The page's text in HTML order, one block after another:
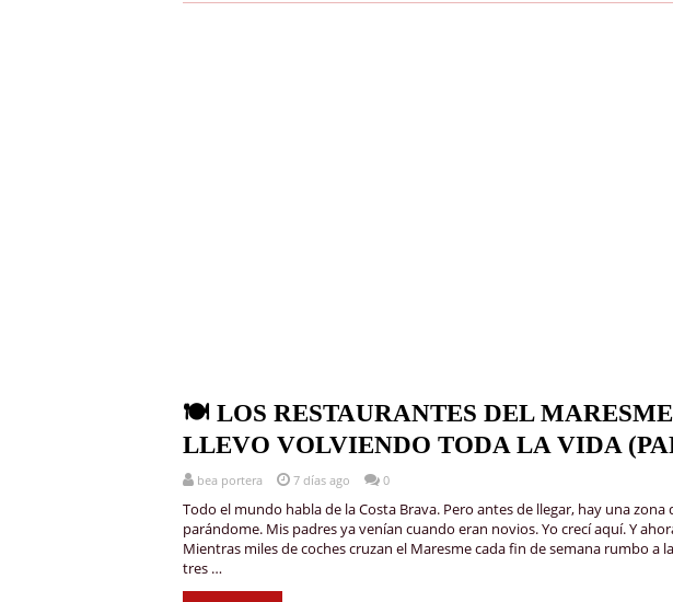
🍽️ LOS RESTAURANTES DEL
LLEVO VOLVIENDO TODA LA VIDA
bea portera 7 días ago 0
Todo el mundo habla de la Costa Brava. Pero antes de llegar, hay una
parándome. Mis padres ya venían cuando eran novios. Yo crecí aquí. Y
Mientras miles de coches cruzan el Maresme cada fin de semana rumbo a
tres …